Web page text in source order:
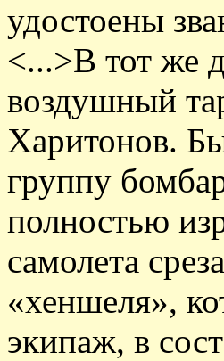
удостоены
<...>В тот же
воздушный
Харитонов.
группу
полностью
самолета
«хеншеля»,
экипаж, в